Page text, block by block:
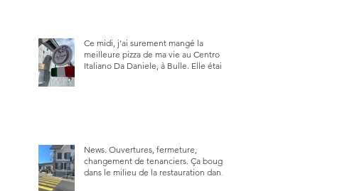
Ce midi, j’ai surement mangé la
meilleure pizza de ma vie au Centro
Italiano Da Daniele, à Bulle. Elle était
News. Ouvertures, fermeture,
changement de tenanciers. Ça bouge
dans le milieu de la restauration dans